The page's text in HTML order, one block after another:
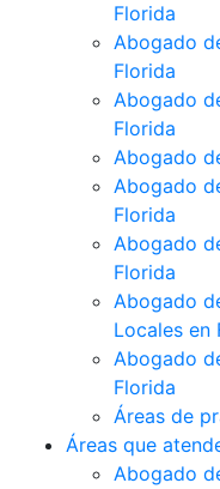
Florida
Abogado
Florida
Abogado
Florida
Abogado
Abogado
Florida
Abogado
Florida
Abogado
Locales en
Abogado
Florida
Áreas de
Áreas que
Abogado